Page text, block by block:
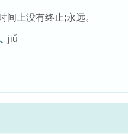
间上没有终止;永远。
jiǔ